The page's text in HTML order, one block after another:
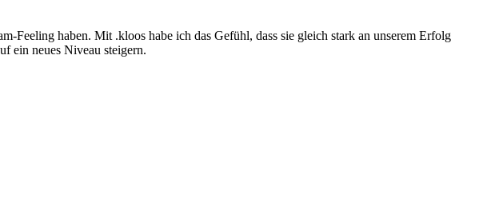
Feeling haben. Mit .kloos habe ich das Gefühl, dass sie gleich stark an unserem Erfolg
ein neues Niveau steigern.